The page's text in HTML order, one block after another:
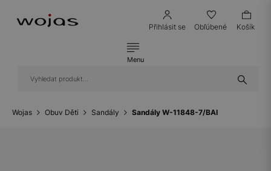
Přihlásit se Obľúbené Košík
Menu
Wojas Obuv Děti Sandály Sandály W-11848-7/BAI